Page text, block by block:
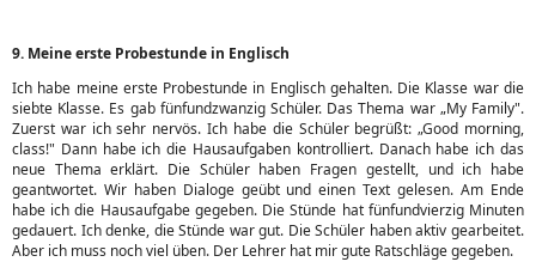
9. Meine erste Probestunde in Englisch
Ich habe meine erste Probestunde in Englisch gehalten. Die Klasse war die
siebte Klasse. Es gab fünfundzwanzig Schüler. Das Thema war „My Family".
Zuerst war ich sehr nervös. Ich habe die Schüler begrüßt: „Good morning,
class!" Dann habe ich die Hausaufgaben kontrolliert. Danach habe ich das
neue Thema erklärt. Die Schüler haben Fragen gestellt, und ich habe
geantwortet. Wir haben Dialoge geübt und einen Text gelesen. Am Ende
habe ich die Hausaufgabe gegeben. Die Stünde hat fünfundvierzig Minuten
gedauert. Ich denke, die Stünde war gut. Die Schüler haben aktiv gearbeitet.
Aber ich muss noch viel üben. Der Lehrer hat mir gute Ratschläge gegeben.